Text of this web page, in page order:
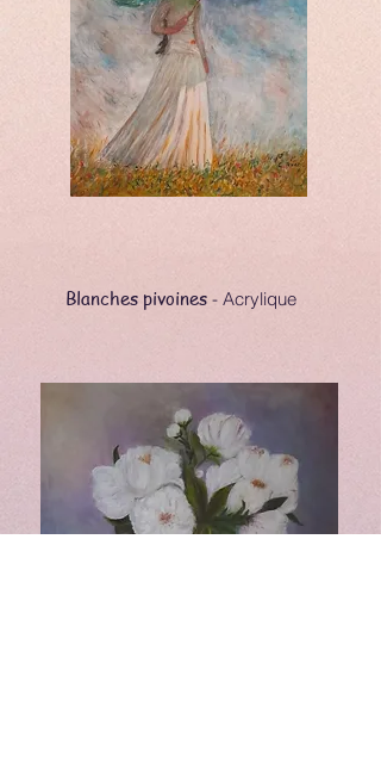
Blanches pivoines - Acrylique